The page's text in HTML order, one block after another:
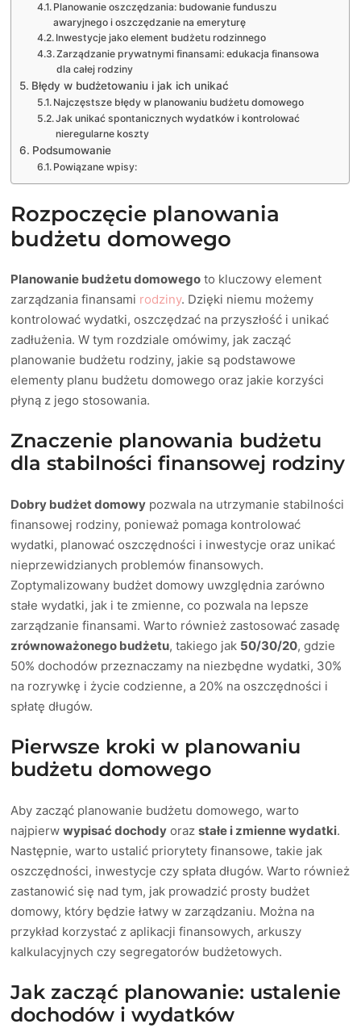
Planowanie oszczędzania: budowanie funduszu
awaryjnego i oszczędzanie na emeryturę
Inwestycje jako element budżetu rodzinnego
Zarządzanie prywatnymi finansami: edukacja finansowa
dla całej rodziny
Błędy w budżetowaniu i jak ich unikać
Najczęstsze błędy w planowaniu budżetu domowego
Jak unikać spontanicznych wydatków i kontrolować
nieregularne koszty
Podsumowanie
Powiązane wpisy:
Rozpoczęcie planowania
budżetu domowego
Planowanie budżetu domowego to kluczowy element
zarządzania finansami rodziny. Dzięki niemu możemy
kontrolować wydatki, oszczędzać na przyszłość i unikać
zadłużenia. W tym rozdziale omówimy, jak zacząć
planowanie budżetu rodziny, jakie są podstawowe
elementy planu budżetu domowego oraz jakie korzyści
płyną z jego stosowania.
Znaczenie planowania budżetu
dla stabilności finansowej rodziny
Dobry budżet domowy pozwala na utrzymanie stabilności
finansowej rodziny, ponieważ pomaga kontrolować
wydatki, planować oszczędności i inwestycje oraz unikać
nieprzewidzianych problemów finansowych.
Zoptymalizowany budżet domowy uwzględnia zarówno
stałe wydatki, jak i te zmienne, co pozwala na lepsze
zarządzanie finansami. Warto również zastosować zasadę
zrównoważonego budżetu, takiego jak 50/30/20, gdzie
50% dochodów przeznaczamy na niezbędne wydatki, 30%
na rozrywkę i życie codzienne, a 20% na oszczędności i
spłatę długów.
Pierwsze kroki w planowaniu
budżetu domowego
Aby zacząć planowanie budżetu domowego, warto
najpierwwypisać dochody orazstałe i zmienne wydatki.
Następnie, warto ustalić priorytety finansowe, takie jak
oszczędności, inwestycje czy spłata długów. Warto również
zastanowić się nad tym, jak prowadzić prosty budżet
domowy, który będzie łatwy w zarządzaniu. Można na
przykład korzystać z aplikacji finansowych, arkuszy
kalkulacyjnych czy segregatorów budżetowych.
Jak zacząć planowanie: ustalenie
dochodów i wydatków